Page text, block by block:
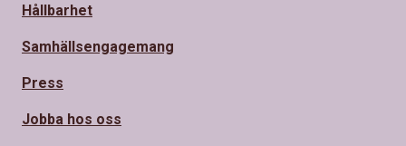
Hållbarhet
Samhällsengagemang
Press
Jobba hos oss